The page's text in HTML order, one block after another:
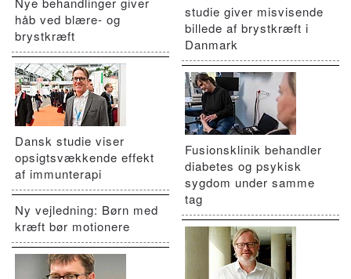
håb ved blære- og
brystkræft
Dansk studie viser
opsigtsvækkende effekt
af immunterapi
Ny vejledning: Børn med
kræft bør motionere
studie giver misvisende
billede af brystkræft i
Danmark
Fusionsklinik behandler
diabetes og psykisk
sygdom under samme
tag